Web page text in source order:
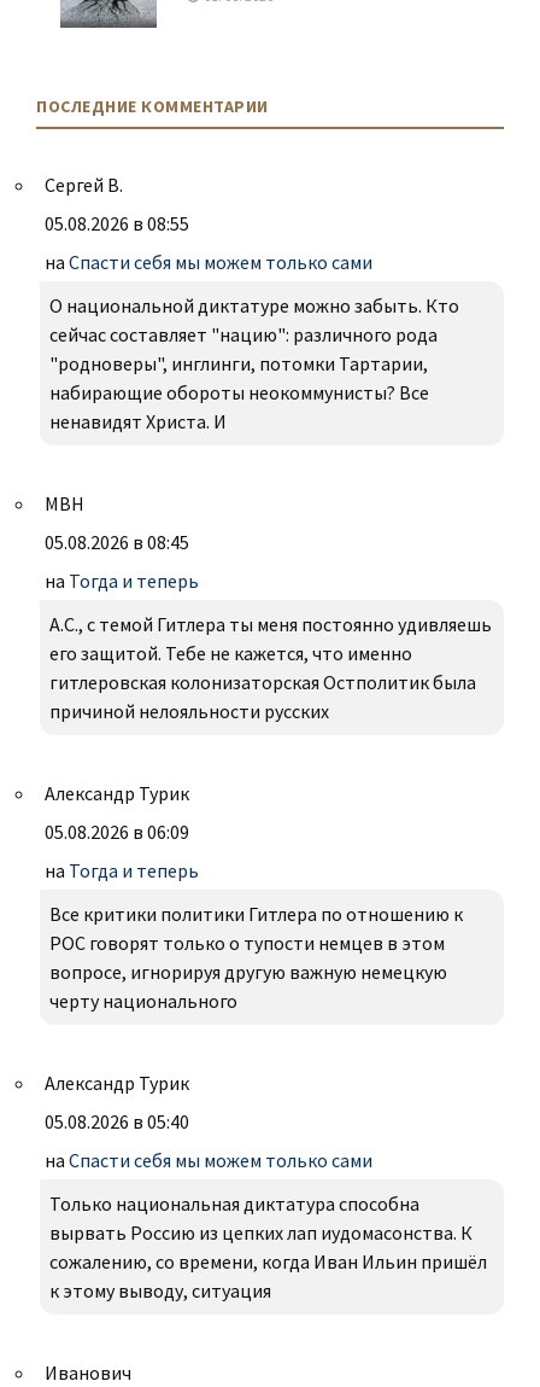
ПОСЛЕДНИЕ КОММЕНТАРИИ
Сергей В.
05.08.2026 в 08:55
на Спасти себя мы можем только сами
О национальной диктатуре можно забыть. Кто
сейчас составляет "нацию": различного рода
"родноверы", инглинги, потомки Тартарии,
набирающие обороты неокоммунисты? Все
ненавидят Христа. И
МВН
05.08.2026 в 08:45
на Тогда и теперь
А.С., с темой Гитлера ты меня постоянно удивляешь
его защитой. Тебе не кажется, что именно
гитлеровская колонизаторская Остполитик была
причиной нелояльности русских
Александр Турик
05.08.2026 в 06:09
на Тогда и теперь
Все критики политики Гитлера по отношению к
РОС говорят только о тупости немцев в этом
вопросе, игнорируя другую важную немецкую
черту национального
Александр Турик
05.08.2026 в 05:40
на Спасти себя мы можем только сами
Только национальная диктатура способна
вырвать Россию из цепких лап иудомасонства. К
сожалению, со времени, когда Иван Ильин пришёл
к этому выводу, ситуация
Иванович